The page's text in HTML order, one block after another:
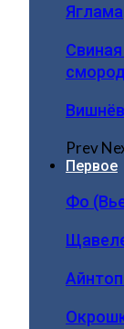
Яглама
Prev
Первое
Фо